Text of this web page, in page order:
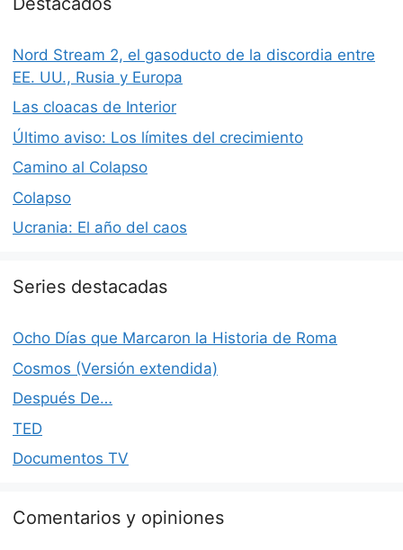
Nord Stream 2, el gasoducto de la discordia entre
EE. UU., Rusia y Europa
Las cloacas de Interior
Último aviso: Los límites del crecimiento
Camino al Colapso
Colapso
Ucrania: El año del caos
Series destacadas
Ocho Días que Marcaron la Historia de Roma
Cosmos (Versión extendida)
Después De…
TED
Documentos TV
Comentarios y opiniones